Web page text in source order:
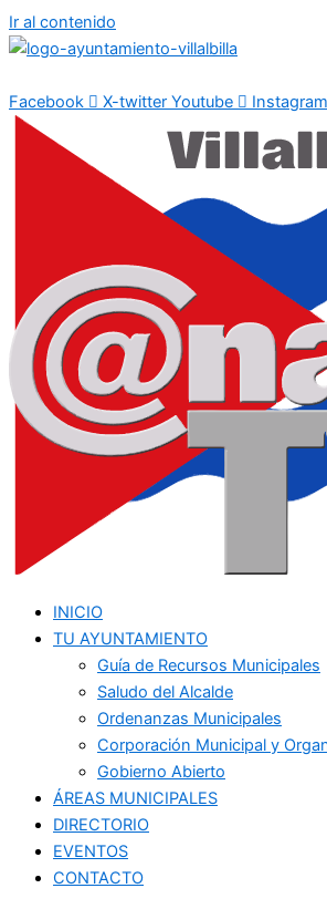
Ir al contenido
Facebook X-twitter Youtube Instagram
INICIO
TU AYUNTAMIENTO
Guía de Recursos Municipales
Saludo del Alcalde
Ordenanzas Municipales
Corporación Municipal y
Gobierno Abierto
ÁREAS MUNICIPALES
DIRECTORIO
EVENTOS
CONTACTO